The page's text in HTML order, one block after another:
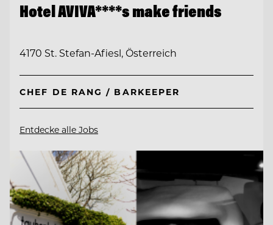
Hotel AVIVA****s make friends
4170 St. Stefan-Afiesl, Österreich
CHEF DE RANG / BARKEEPER
Entdecke alle Jobs